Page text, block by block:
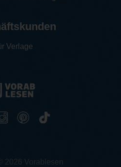
Verlage
2026 Vorablesen